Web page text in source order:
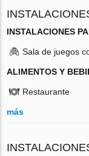
INSTALACIONES
Sala de juegos
ALIMENTOS Y
Restaurante
más